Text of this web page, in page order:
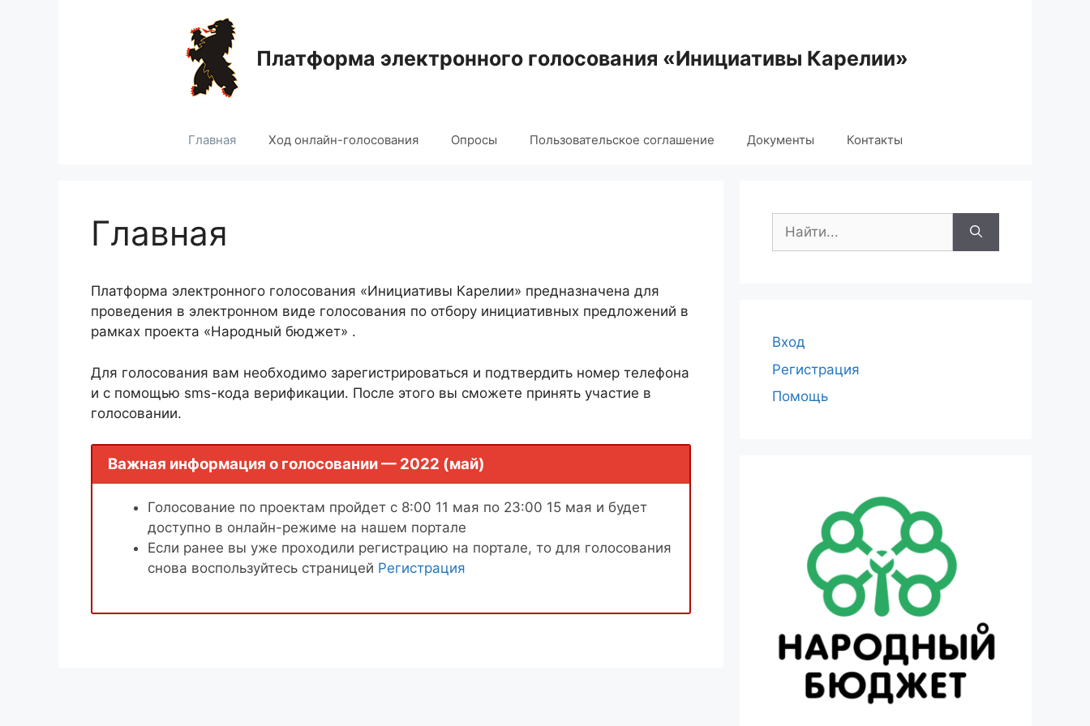
Платформа электронного голосования «Инициативы Карелии»
Главная Ход онлайн-голосования Опросы Пользовательское соглашение Документы Контакты
Главная
Платформа электронного голосования «Инициативы Карелии» предназначена для
проведения в электронном виде голосования по отбору инициативных предложений в
рамках проекта «Народный бюджет» .
Для голосования вам необходимо зарегистрироваться и подтвердить номер телефона
и с помощью sms-кода верификации. После этого вы сможете принять участие в
голосовании.
Важная информация о голосовании — 2022 (май)
Голосование по проектам пройдет с 8:00 11 мая по 23:00 15 мая и будет
доступно в онлайн-режиме на нашем портале
Если ранее вы уже проходили регистрацию на портале, то для голосования
снова воспользуйтесь страницей Регистрация
Поиск:
Вход
Регистрация
Помощь